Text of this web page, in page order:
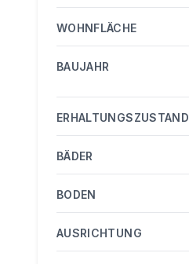
WOHNFLÄCHE
BAUJAHR
ERHALTUNGSZUSTAND
BÄDER
BODEN
AUSRICHTUNG